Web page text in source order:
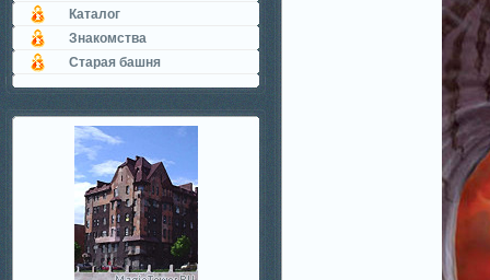
Каталог
Знакомства
Старая башня